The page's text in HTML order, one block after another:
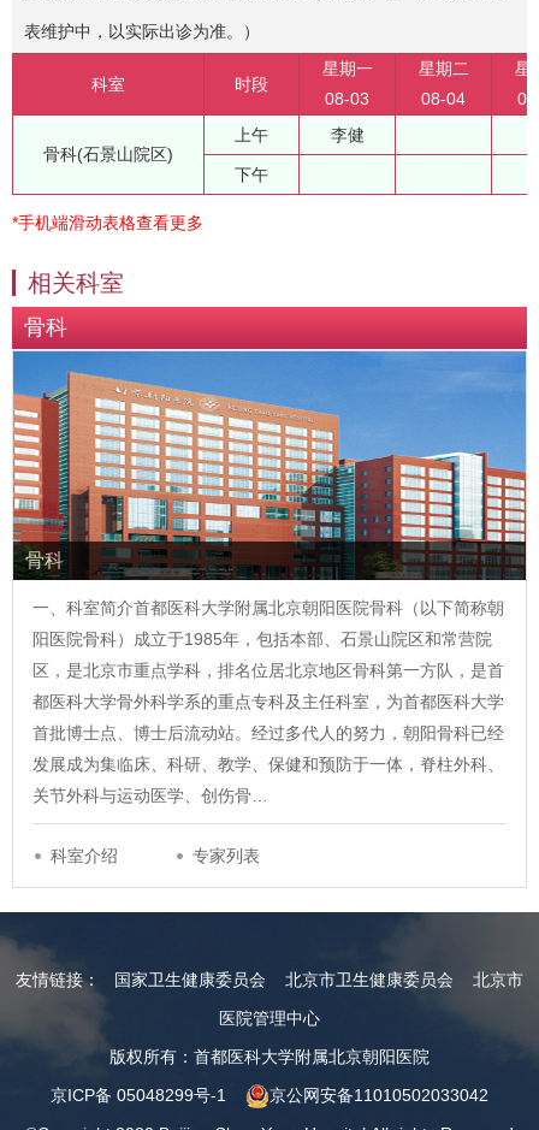
表维护中，以实际出诊为准。）
科室 时段
星期一
08-03
星期二
08-04
星
骨科(石景山院区)
上午 李健
下午
*手机端滑动表格查看更多
相关科室
骨科
骨科
一、科室简介首都医科大学附属北京朝阳医院骨科（以下简称朝
阳医院骨科）成立于1985年，包括本部、石景山院区和常营院
区，是北京市重点学科，排名位居北京地区骨科第一方队，是首
都医科大学骨外科学系的重点专科及主任科室，为首都医科大学
首批博士点、博士后流动站。经过多代人的努力，朝阳骨科已经
发展成为集临床、科研、教学、保健和预防于一体，脊柱外科、
关节外科与运动医学、创伤骨…
科室介绍 专家列表
友情链接： 国家卫生健康委员会 北京市卫生健康委员会
北京市
医院管理中心
版权所有：首都医科大学附属北京朝阳医院
京ICP备 05048299号-1
京公网安备11010502033042